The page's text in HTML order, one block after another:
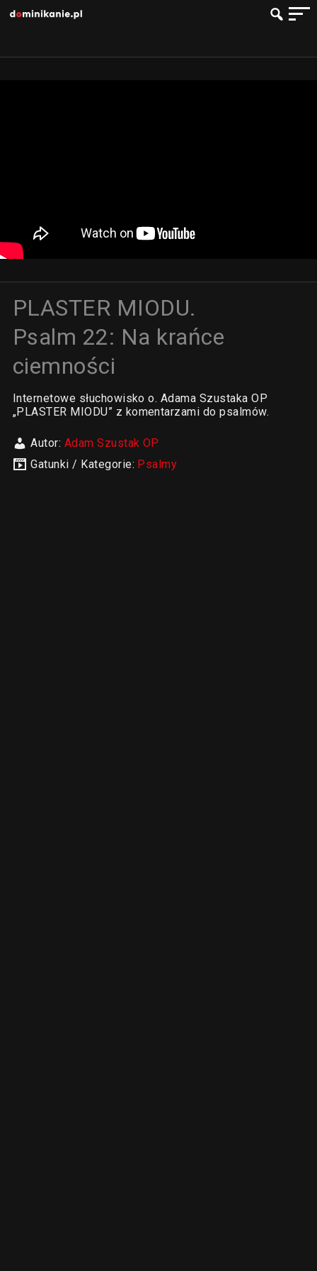
PLASTER MIODU.
Psalm 22: Na krańce
ciemności
Internetowe słuchowisko o. Adama Szustaka OP
„PLASTER MIODU” z komentarzami do psalmów.
Autor: Adam Szustak OP
Gatunki / Kategorie: Psalmy